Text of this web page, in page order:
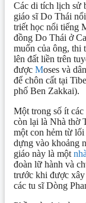
Các di tích lịch sử
giáo sĩ Do Thái
triết học nổi tiếng
đồng Do Thái ở
muốn của ông, thi
lên đất liền trên
được Moses và
để chôn cất tại
phố Ben Zakkai).
Một trong số ít các
còn lại là Nhà thờ
một con hẻm từ
dựng vào khoảng
giáo này là một
đoàn lữ hành và
trước khi được
các tu sĩ Dòng